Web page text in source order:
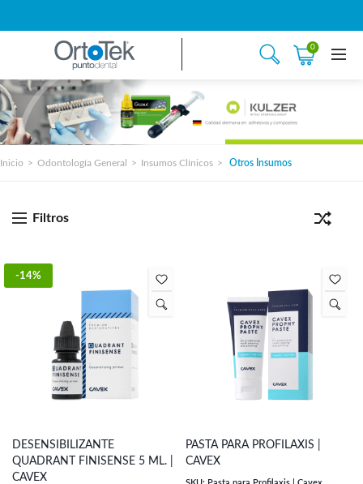
0
Inicio Odontología General Insumos Clínicos Otros Insumos
Filtros
-14%
DESENSIBILIZANTE
QUADRANT FINISENSE 5 ML. |
CAVEX
PASTA PARA PROFILAXIS |
CAVEX